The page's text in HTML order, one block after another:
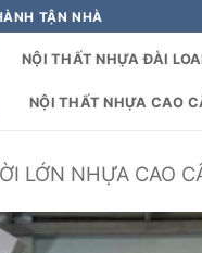
TẬN NHÀ
NỘI THẤT NHỰA ĐÀI
NỘI THẤT NHỰA CAO
LỚN NHỰA CAO